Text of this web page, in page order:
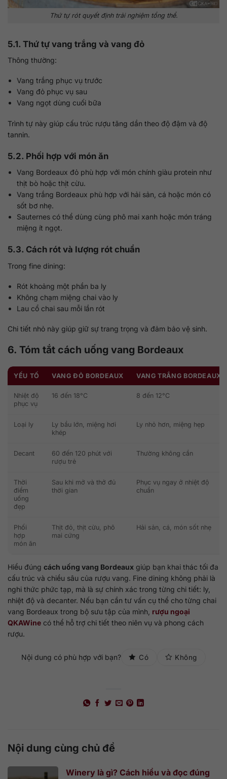
Thứ tự rót quyết định trải nghiệm tổng thể.
5.1. Thứ tự vang trắng và vang đỏ
Thông thường:
Vang trắng phục vụ trước
Vang đỏ phục vụ sau
Vang ngọt dùng cuối bữa
Trình tự này giúp cấu trúc rượu tăng dần theo độ đậm và độ
tannin.
5.2. Phối hợp với món ăn
Vang Bordeaux đỏ phù hợp với món chính giàu protein như
thịt bò hoặc thịt cừu.
Vang trắng Bordeaux phù hợp với hải sản, cá hoặc món có
sốt bơ nhẹ.
Sauternes có thể dùng cùng phô mai xanh hoặc món tráng
miệng ít ngọt.
5.3. Cách rót và lượng rót chuẩn
Trong fine dining:
Rót khoảng một phần ba ly
Không chạm miệng chai vào ly
Lau cổ chai sau mỗi lần rót
Chi tiết nhỏ này giúp giữ sự trang trọng và đảm bảo vệ sinh.
6. Tóm tắt cách uống vang Bordeaux
YẾU TỐ VANG ĐỎ BORDEAUX VANG TRẮNG BORDEAUX
Nhiệt độ
phục vụ
16 đến 18°C 8 đến 12°C
Loại ly
Ly bầu lớn, miệng hơi
khép
Ly nhỏ hơn, miệng hẹp
Decant
60 đến 120 phút với
rượu trẻ
Thường không cần
Thời
điểm
uống
đẹp
Sau khi mở và thở đủ
thời gian
Phục vụ ngay ở nhiệt độ
chuẩn
Phối
hợp
món ăn
Thịt đỏ, thịt cừu, phô
mai cứng
Hải sản, cá, món sốt nhẹ
Hiểu đúng cách uống vang Bordeaux giúp bạn khai thác tối đa
cấu trúc và chiều sâu của rượu vang. Fine dining không phải là
nghi thức phức tạp, mà là sự chính xác trong từng chi tiết: ly,
nhiệt độ và decanter. Nếu bạn cần tư vấn cụ thể cho từng chai
vang Bordeaux trong bộ sưu tập của mình, rượu ngoại
QKAWine có thể hỗ trợ chi tiết theo niên vụ và phong cách
rượu.
Nội dung có phù hợp với bạn? Có Không
Nội dung cùng chủ đề
Winery là gì? Cách hiểu và đọc đúng